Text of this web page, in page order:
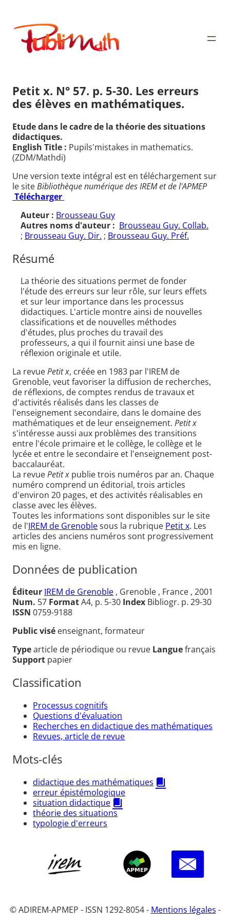
contenu
Publimath
Petit x. N° 57. p. 5-30. Les erreurs
des élèves en mathématiques.
Etude dans le cadre de la théorie des situations
didactiques.
English Title : Pupils'mistakes in mathematics.
(ZDM/Mathdi)
Une version texte intégral est en téléchargement sur
le siteBibliothèque numérique des IREM et de l'APMEP
Télécharger
Auteur : Brousseau Guy
Autres noms d'auteur : Brousseau Guy. Collab.
; Brousseau Guy. Dir. ; Brousseau Guy. Préf.
Résumé
La théorie des situations permet de fonder
l'étude des erreurs sur leur rôle, sur leurs effets
et sur leur importance dans les processus
didactiques. L'article montre ainsi de nouvelles
classifications et de nouvelles méthodes
d'études, plus proches du travail des
professeurs, a qui il fournit ainsi une base de
réflexion originale et utile.
La revuePetit x, créée en 1983 par l'IREM de
Grenoble, veut favoriser la diffusion de recherches,
de réflexions, de comptes rendus de travaux et
d'activités réalisés dans les classes de
l'enseignement secondaire, dans le domaine des
mathématiques et de leur enseignement. Petit x
s'intéresse aussi aux problèmes des transitions
entre l'école primaire et le collège, le collège et le
lycée et entre le secondaire et l'enseignement post-
baccalauréat.
La revuePetit x publie trois numéros par an. Chaque
numéro comprend un éditorial, trois articles
d'environ 20 pages, et des activités réalisables en
classe avec les élèves.
Toutes les informations sont disponibles sur le site
de l'IREM de Grenoblesous la rubrique Petit x. Les
articles des anciens numéros sont progressivement
mis en ligne.
Données de publication
Éditeur IREM de Grenoble , Grenoble , France , 2001
Num. 57 FormatA4, p. 5-30 Index Bibliogr. p. 29-30
ISSN 0759-9188
Public visé enseignant, formateur
Typearticle de périodique ou revue Languefrançais
Support papier
Classification
Processus cognitifs
Questions d'évaluation
Recherches en didactique des mathématiques
Revues, article de revue
Mots-clés
didactique des mathématiques
erreur épistémologique
situation didactique
théorie des situations
typologie d'erreurs
© ADIREM-APMEP - ISSN 1292-8054 - Mentions légales -